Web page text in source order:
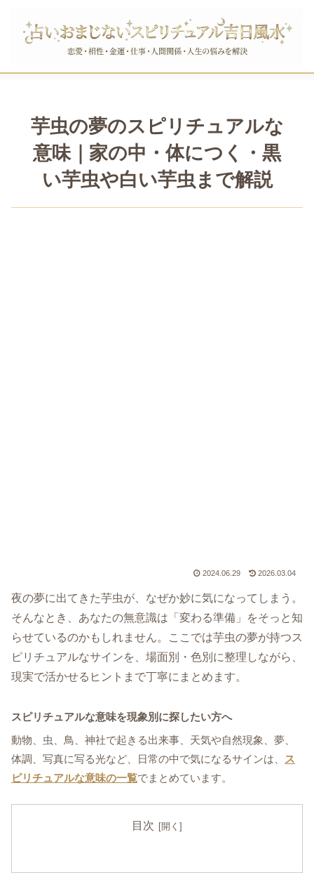
芋虫の夢のスピリチュアルな
意味｜家の中・体につく・黒
い芋虫や白い芋虫まで解説
2024.06.29 2026.03.04
夜の夢に出てきた芋虫が、なぜか妙に気になってしまう。
そんなとき、あなたの無意識は「変わる準備」をそっと知
らせているのかもしれません。ここでは芋虫の夢が持つス
ピリチュアルなサインを、場面別・色別に整理しながら、
現実で活かせるヒントまで丁寧にまとめます。
スピリチュアルな意味を現象別に探したい方へ
動物、虫、鳥、神社で起きる出来事、天気や自然現象、夢、
体調、写真に写る光など、日常の中で気になるサインは、
ス
ピリチュアルな意味の一覧でまとめています。
目次